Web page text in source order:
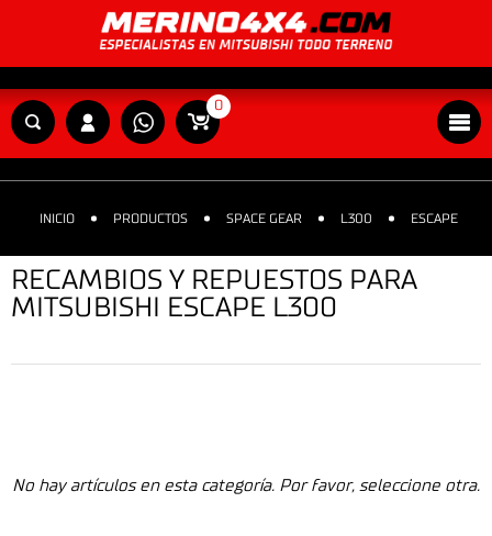
0
INICIO PRODUCTOS SPACE GEAR L300 ESCAPE
RECAMBIOS Y REPUESTOS PARA
MITSUBISHI ESCAPE L300
No hay artículos en esta categoría. Por favor, seleccione otra.